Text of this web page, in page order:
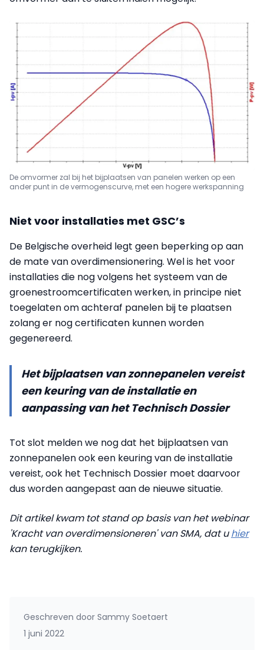
De omvormer zal bij het bijplaatsen van panelen werken op een
ander punt in de vermogenscurve, met een hogere werkspanning
Niet voor installaties met GSC’s
De Belgische overheid legt geen beperking op aan
de mate van overdimensionering. Wel is het voor
installaties die nog volgens het systeem van de
groenestroomcertificaten werken, in principe niet
toegelaten om achteraf panelen bij te plaatsen
zolang er nog certificaten kunnen worden
gegenereerd.
Het bijplaatsen van zonnepanelen vereist
een keuring van de installatie en
aanpassing van het Technisch Dossier
Tot slot melden we nog dat het bijplaatsen van
zonnepanelen ook een keuring van de installatie
vereist, ook het Technisch Dossier moet daarvoor
dus worden aangepast aan de nieuwe situatie.
Dit artikel kwam tot stand op basis van het webinar
'Kracht van overdimensioneren' van SMA, dat uhier
kan terugkijken.
Geschreven door Sammy Soetaert
1 juni 2022